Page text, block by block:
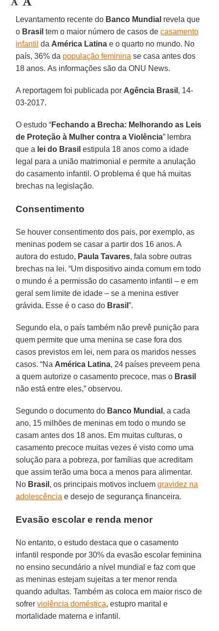
Levantamento recente do Banco Mundial revela que
o Brasil tem o maior número de casos decasamento
infantil da América Latina e o quarto no mundo. No
país, 36% da população feminina se casa antes dos
18 anos. As informações são da ONU News.
A reportagem foi publicada por Agência Brasil , 14-
03-2017.
O estudo “Fechando a Brecha: Melhorando as Leis
de Proteção à Mulher contra a Violência” lembra
que a lei do Brasil estipula 18 anos como a idade
legal para a união matrimonial e permite a anulação
do casamento infantil. O problema é que há muitas
brechas na legislação.
Consentimento
Se houver consentimento dos pais, por exemplo, as
meninas podem se casar a partir dos 16 anos. A
autora do estudo, Paula Tavares, fala sobre outras
brechas na lei. “Um dispositivo ainda comum em todo
o mundo é a permissão do casamento infantil – e em
geral sem limite de idade – se a menina estiver
grávida. Esse é o caso do Brasil”.
Segundo ela, o país também não prevê punição para
quem permite que uma menina se case fora dos
casos previstos em lei, nem para os maridos nesses
casos. “Na América Latina, 24 países preveem pena
a quem autorize o casamento precoce, mas o Brasil
não está entre eles,” observou.
Segundo o documento do Banco Mundial , a cada
ano, 15 milhões de meninas em todo o mundo se
casam antes dos 18 anos. Em muitas culturas, o
casamento precoce muitas vezes é visto como uma
solução para a pobreza, por famílias que acreditam
que assim terão uma boca a menos para alimentar.
No Brasil , os principais motivos incluemgravidez na
adolescência e desejo de segurança financeira.
Evasão escolar e renda menor
No entanto, o estudo destaca que o casamento
infantil responde por 30% da evasão escolar feminina
no ensino secundário a nível mundial e faz com que
as meninas estejam sujeitas a ter menor renda
quando adultas. Também as coloca em maior risco de
sofrerviolência doméstica, estupro marital e
mortalidade materna e infantil.